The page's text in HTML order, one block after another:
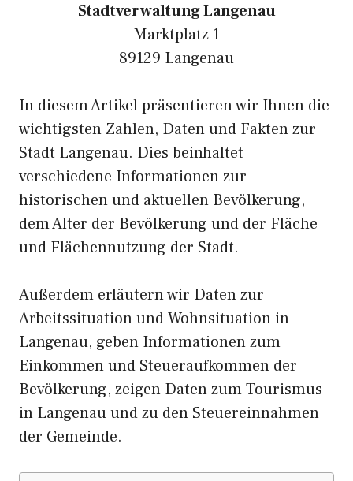
Stadtverwaltung Langenau
Marktplatz 1
89129 Langenau
In diesem Artikel präsentieren wir Ihnen die
wichtigsten Zahlen, Daten und Fakten zur
Stadt Langenau. Dies beinhaltet
verschiedene Informationen zur
historischen und aktuellen Bevölkerung,
dem Alter der Bevölkerung und der Fläche
und Flächennutzung der Stadt.
Außerdem erläutern wir Daten zur
Arbeitssituation und Wohnsituation in
Langenau, geben Informationen zum
Einkommen und Steueraufkommen der
Bevölkerung, zeigen Daten zum Tourismus
in Langenau und zu den Steuereinnahmen
der Gemeinde.